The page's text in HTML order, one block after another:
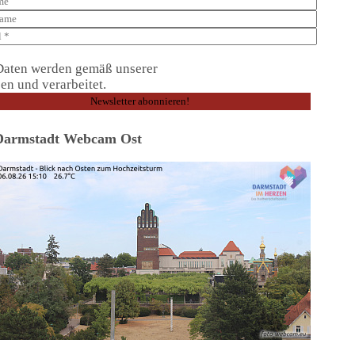
werden gemäß unserer
und verarbeitet.
Webcam Ost